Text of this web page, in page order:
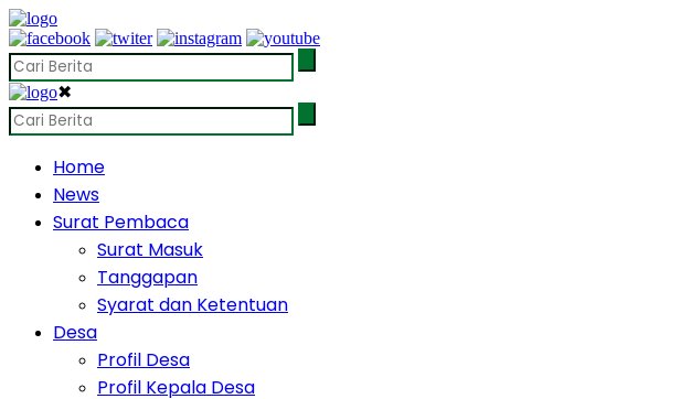
✖
Home
News
Surat Pembaca
Surat Masuk
Tanggapan
Syarat dan Ketentuan
Desa
Profil Desa
Profil Kepala Desa